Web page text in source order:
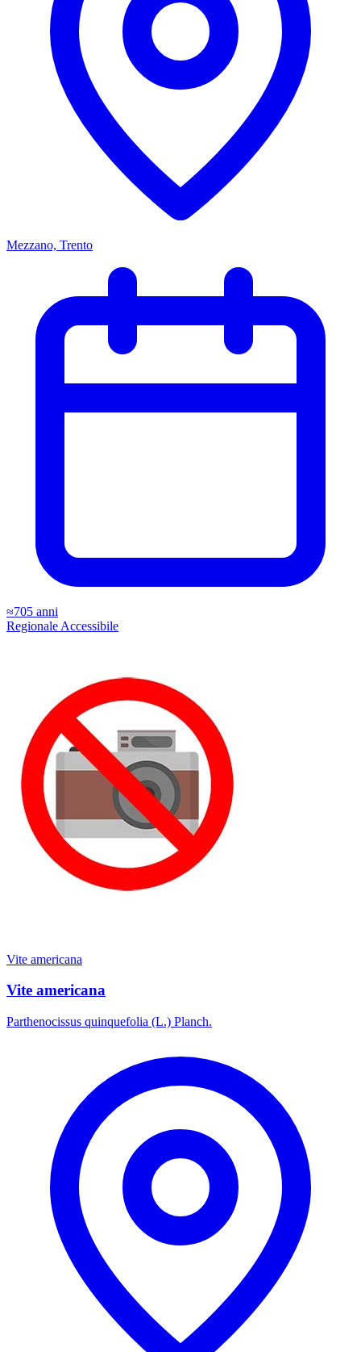
Mezzano, Trento
≈705 anni
Regionale Accessibile
Vite americana
Vite americana
Parthenocissus quinquefolia (L.) Planch.